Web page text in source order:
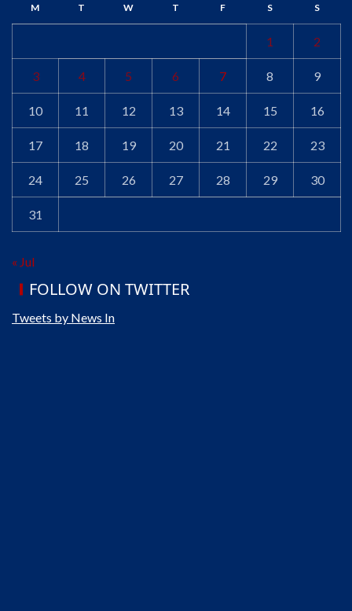
M T W T F S S
1 2
3 4 5 6 7 8 9
10 11 12 13 14 15 16
17 18 19 20 21 22 23
24 25 26 27 28 29 30
31
« Jul
FOLLOW ON TWITTER
Tweets by News In